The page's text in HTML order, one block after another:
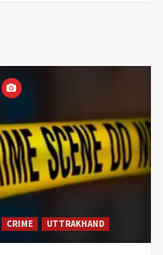
CRIME UTTRAKHAND